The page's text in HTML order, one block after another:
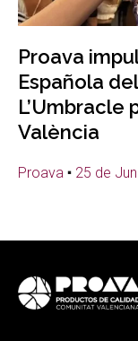
Proava
Española
L’Umbracle
València
Proava 25 de